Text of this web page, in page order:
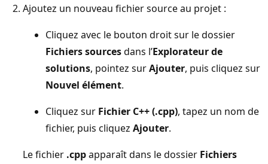
Ajoutez un nouveau fichier source au projet :
Cliquez avec le bouton droit sur le dossier
Fichiers sourcesdans l’Explorateur de
solutions, pointez surAjouter, puis cliquez sur
Nouvel élément.
Cliquez sur Fichier C++ (.cpp), tapez un nom de
fichier, puis cliquez Ajouter.
Le fichier .cppapparaît dans le dossier Fichiers